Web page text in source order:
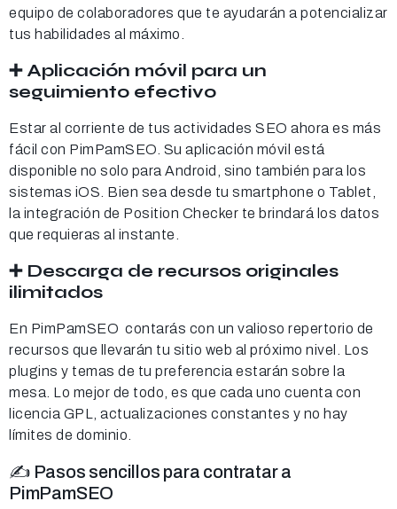
equipo de colaboradores que te ayudarán a potencializar
tus habilidades al máximo.
➕ Aplicación móvil para un
seguimiento efectivo
Estar al corriente de tus actividades SEO ahora es más
fácil con PimPamSEO. Su aplicación móvil está
disponible no solo para Android, sino también para los
sistemas iOS. Bien sea desde tu smartphone o Tablet,
la integración de Position Checker te brindará los datos
que requieras al instante.
➕ Descarga de recursos originales
ilimitados
En PimPamSEO contarás con un valioso repertorio de
recursos que llevarán tu sitio web al próximo nivel. Los
plugins y temas de tu preferencia estarán sobre la
mesa. Lo mejor de todo, es que cada uno cuenta con
licencia GPL, actualizaciones constantes y no hay
límites de dominio.
✍️ Pasos sencillos para contratar a
PimPamSEO